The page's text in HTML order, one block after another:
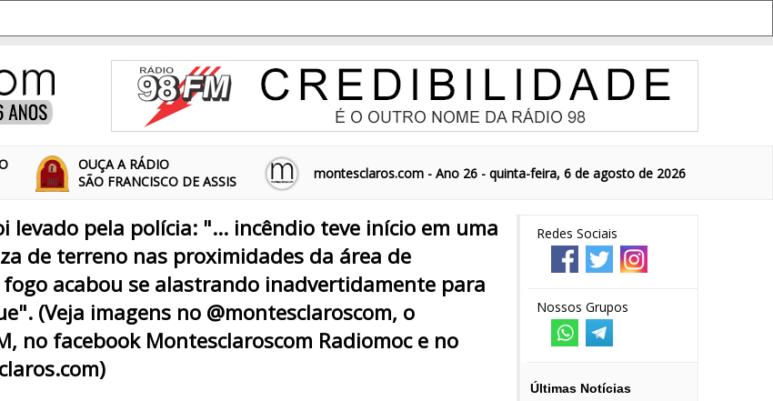
OUÇA A RÁDIO
SÃO FRANCISCO DE ASSIS
montesclaros.com - Ano 26 - quinta-feira, 6 de agosto de 2026
Redes Sociais
Nossos Grupos
Últimas Notícias
levado pela polícia: "... incêndio teve início em uma
de terreno nas proximidades da área de
fogo acabou se alastrando inadvertidamente para
(Veja imagens no @montesclaroscom, o
no facebook Montesclaroscom Radiomoc e no